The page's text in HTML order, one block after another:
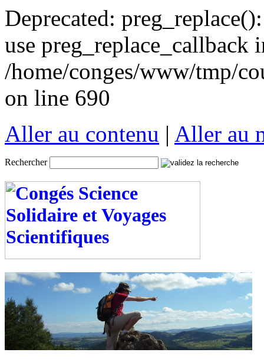
Deprecated:
use preg_replace_callback
/home/conges/www/tmp/
on line 690
Aller au contenu | Aller au
Rechercher